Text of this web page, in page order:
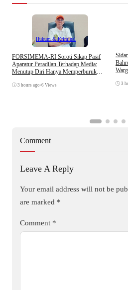
Hukum & Kriminal
​FORSIMEMA-RI Soroti Sikap Pasif
Aparatur Peradilan Terhadap Media:
Menutup Diri Hanya Memperburuk
3 hours ago •6 Views 3
Comment
Leave A Reply
Your email address will not be
are marked *
Comment *